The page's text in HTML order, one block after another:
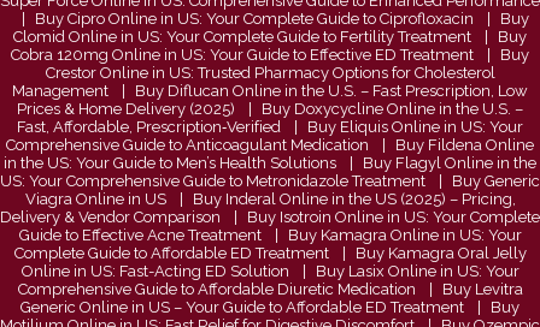
Filiz ŞENER
Yağmurdan Korkan Anneler
Ilgın ve Ilım'ın Annesi Gonca
Yadigar Işıldar İle Tanışma
Doç. Dr. Hakan ÇOKSÜER
Tüp Bebek Nasıl Yapılır?
Op. Dr. İrfan Tarhan
Buy Cipro Online in US: Your Complete Guide to Ciprofloxacin
Buy
Clomid Online in US: Your Complete Guide to Fertility Treatment
Buy
Cobra 120mg Online in US: Your Guide to Effective ED Treatment
Buy
Crestor Online in US: Trusted Pharmacy Options for Cholesterol
Management
Buy Diflucan Online in the U.S. – Fast Prescription, Low
Prices & Home Delivery (2025)
Buy Doxycycline Online in the U.S. –
Fast, Affordable, Prescription‑Verified
Buy Eliquis Online in US: Your
Comprehensive Guide to Anticoagulant Medication
Buy Fildena Online
in the US: Your Guide to Men’s Health Solutions
Buy Flagyl Online in the
US: Your Comprehensive Guide to Metronidazole Treatment
Buy Generic
Viagra Online in US
Buy Inderal Online in the US (2025) – Pricing,
Delivery & Vendor Comparison
Buy Isotroin Online in US: Your Complete
Guide to Effective Acne Treatment
Buy Kamagra Online in US: Your
Complete Guide to Affordable ED Treatment
Buy Kamagra Oral Jelly
Online in US: Fast-Acting ED Solution
Buy Lasix Online in US: Your
Comprehensive Guide to Affordable Diuretic Medication
Buy Levitra
Generic Online in US – Your Guide to Affordable ED Treatment
Buy